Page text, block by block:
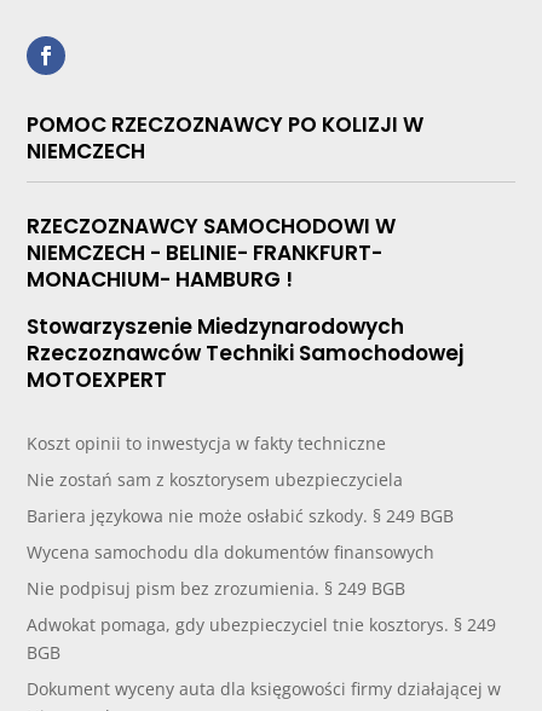
POMOC RZECZOZNAWCY PO KOLIZJI W
NIEMCZECH
RZECZOZNAWCY SAMOCHODOWI W
NIEMCZECH - BELINIE- FRANKFURT-
MONACHIUM- HAMBURG !
Stowarzyszenie Miedzynarodowych
Rzeczoznawców Techniki Samochodowej
MOTOEXPERT
Koszt opinii to inwestycja w fakty techniczne
Nie zostań sam z kosztorysem ubezpieczyciela
Bariera językowa nie może osłabić szkody. § 249 BGB
Wycena samochodu dla dokumentów finansowych
Nie podpisuj pism bez zrozumienia. § 249 BGB
Adwokat pomaga, gdy ubezpieczyciel tnie kosztorys. § 249
BGB
Dokument wyceny auta dla księgowości firmy działającej w